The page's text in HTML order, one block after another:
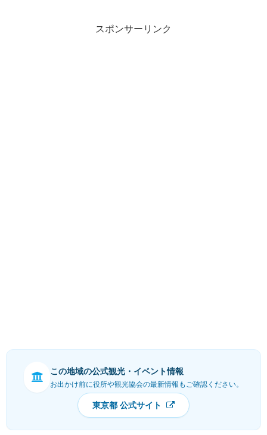
スポンサーリンク
この地域の公式観光・イベント情報
お出かけ前に役所や観光協会の最新情報もご確認ください。
東京都 公式サイト